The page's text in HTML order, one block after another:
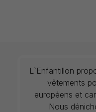
L`Enfantillon
vêtements
européens et
Nous